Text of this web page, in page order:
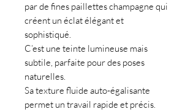
par de fines paillettes champagne qui
créent un éclat élégant et
sophistiqué.
C’est une teinte lumineuse mais
subtile, parfaite pour des poses
naturelles.
Sa texture fluide auto-égalisante
permet un travail rapide et précis.